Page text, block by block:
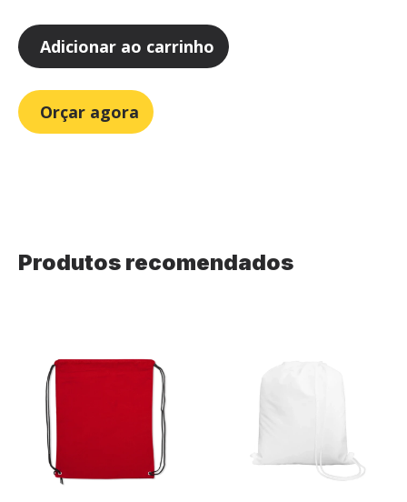
Adicionar ao carrinho
Orçar agora
Produtos recomendados